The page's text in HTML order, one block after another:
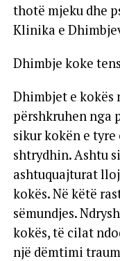
thotë mjeku dhe
Klinika e
Dhimbje koke
Dhimbjet e kokës
përshkruhen nga
sikur kokën e tyre
shtrydhin. Ashtu
ashtuquajturat
kokës. Në këtë
sëmundjes.
kokës, të cilat
një dëmtimi